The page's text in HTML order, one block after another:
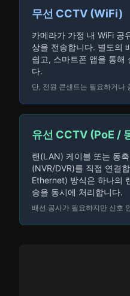
무선 CCTV (WiFi)
카메라가 가정 내 WiFi 공
상을 전송합니다. 별도의
쉽고, 스마트폰 앱을 통해
다.
단, 전원 콘센트는 필요하거나
유선 CCTV (PoE /
랜(LAN) 케이블 또는 동
(NVR/DVR)를 직접 연결
Ethernet) 방식은 하나의
송을 동시에 처리합니다.
배선 공사가 필요하지만 신호